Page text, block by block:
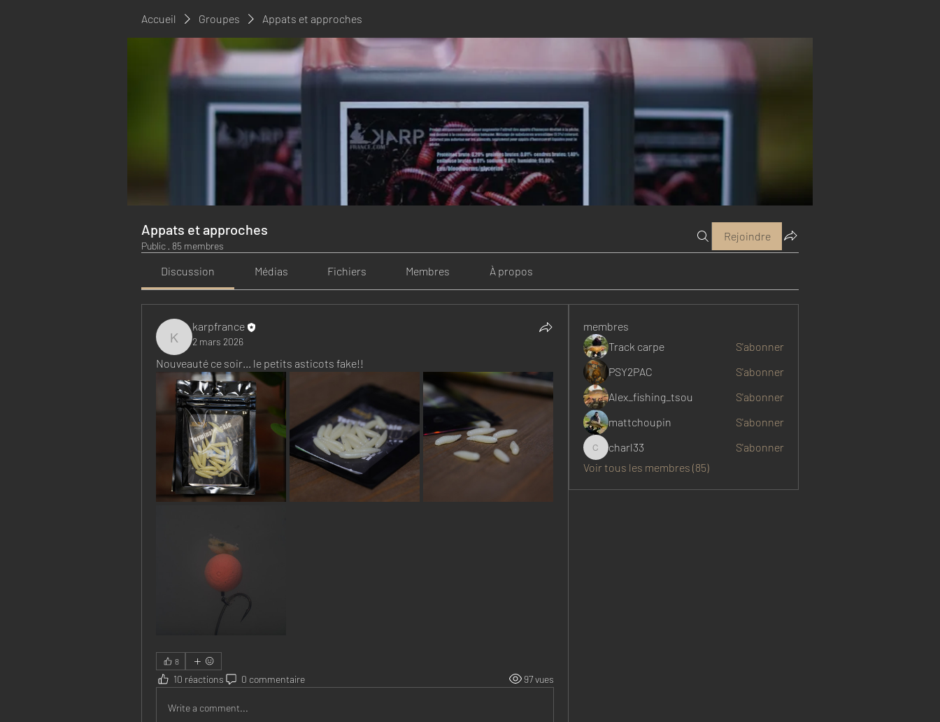
Accueil Groupes Appats et approches
Appats et approches
Public · 85 membres
Rejoindre
Discussion Médias Fichiers Membres À propos
karpfrance
karpfrance
2 mars 2026
Nouveauté ce soir... le petits asticots fake!!
8
10 réactions 0 commentaire 97 vues
Write a comment...
membres
Track carpe
S'abonner
PSY2PAC
S'abonner
Alex_fishing_tsou
S'abonner
mattchoupin
S'abonner
charl33
charl33
S'abonner
Voir tous les membres (85)